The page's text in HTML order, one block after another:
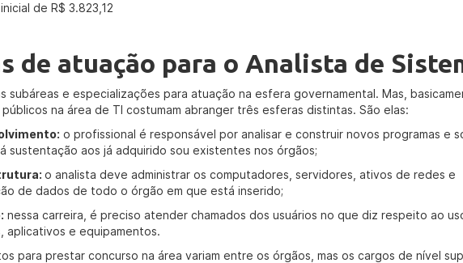
inicial de R$ 3.823,12
de atuação para o Analista de
subáreas e especializações para atuação na esfera governamental. Mas,
na área de TI costumam abranger três esferas distintas. São elas:
o profissional é responsável por analisar e construir novos programas e
sustentação aos já adquirido sou existentes nos órgãos;
o analista deve administrar os computadores, servidores, ativos de redes e
de dados de todo o órgão em que está inserido;
nessa carreira, é preciso atender chamados dos usuários no que diz respeito ao
aplicativos e equipamentos.
para prestar concurso na área variam entre os órgãos, mas os cargos de nível